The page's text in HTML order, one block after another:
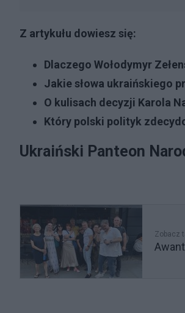
Z artykułu dowiesz się:
Dlaczego Wołodymyr
Jakie słowa ukraińskiego
O kulisach decyzji Karola
Który polski polityk
Ukraiński Panteon
Zobacz